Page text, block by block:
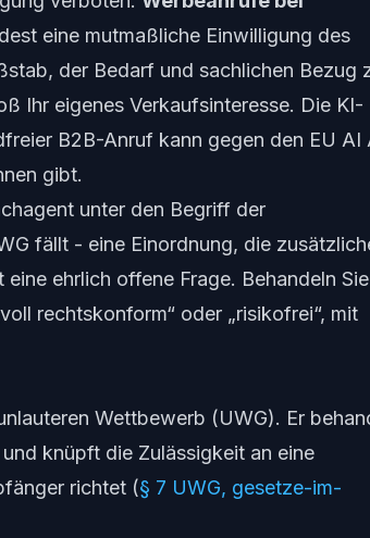
eine mutmaßliche Einwilligung des
der Bedarf und sachlichen Bezug
Ihr eigenes Verkaufsinteresse. Die KI-
B2B-Anruf kann gegen den EU AI
gibt.
unter den Begriff der
fällt - eine Einordnung, die
ehrlich offene Frage. Behandeln Sie
rechtskonform“ oder „risikofrei“, mit
Wettbewerb (UWG). Er
knüpft die Zulässigkeit an eine
richtet (§ 7 UWG, gesetze-im-